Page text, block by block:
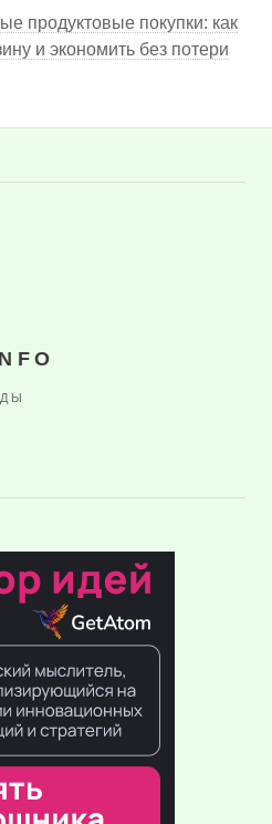
продуктовые покупки: как
и экономить без потери